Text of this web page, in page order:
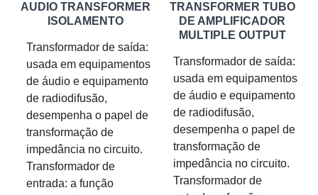
AUDIO TRANSFORMER
ISOLAMENTO
Transformador de saída:
usada em equipamentos
de áudio e equipamento
de radiodifusão,
desempenha o papel de
transformação de
impedância no circuito.
Transformador de
entrada: a função
TRANSFORMER TUBO
DE AMPLIFICADOR
MULTIPLE OUTPUT
Transformador de saída:
usada em equipamentos
de áudio e equipamento
de radiodifusão,
desempenha o papel de
transformação de
impedância no circuito.
Transformador de